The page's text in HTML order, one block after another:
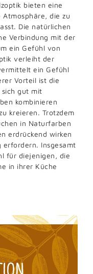
bieten eine
die zu
Die natürlichen
Verbindung mit der
ein Gefühl von
verleiht der
ein Gefühl
Vorteil ist die
sich gut mit
kombinieren
kreieren. Trotzdem
in Naturfarben
erdrückend wirken
erfordern. Insgesamt
für diejenigen, die
in ihrer Küche